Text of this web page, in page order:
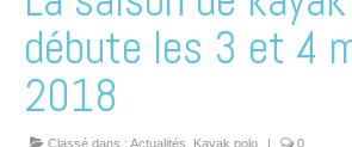
débute les 3 et 4
2018
Classé dans : Actualités Kayak polo | 0